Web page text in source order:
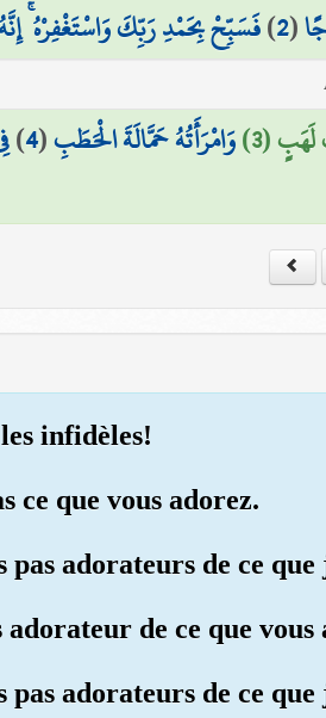
(
2
)فَسَبِّحْ بِحَمْدِ رَبِّكَ وَاسْتَغْفِرْهُ
(3) وَامْرَأَتُهُ حَمَّالَةَ الْحَطَبِ(
4
)
infidèles!
ce que vous adorez.
pas adorateurs de ce
adorateur de ce que vous
pas adorateurs de ce